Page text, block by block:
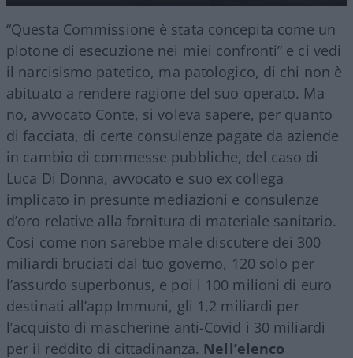
“Questa Commissione è stata concepita come un
plotone di esecuzione nei miei confronti” e ci vedi
il narcisismo patetico, ma patologico, di chi non è
abituato a rendere ragione del suo operato. Ma
no, avvocato Conte, si voleva sapere, per quanto
di facciata, di certe consulenze pagate da aziende
in cambio di commesse pubbliche, del caso di
Luca Di Donna, avvocato e suo ex collega
implicato in presunte mediazioni e consulenze
d’oro relative alla fornitura di materiale sanitario.
Così come non sarebbe male discutere dei 300
miliardi bruciati dal tuo governo, 120 solo per
l’assurdo superbonus, e poi i 100 milioni di euro
destinati all’app Immuni, gli 1,2 miliardi per
l’acquisto di mascherine anti-Covid i 30 miliardi
per il reddito di cittadinanza. Nell’elenco